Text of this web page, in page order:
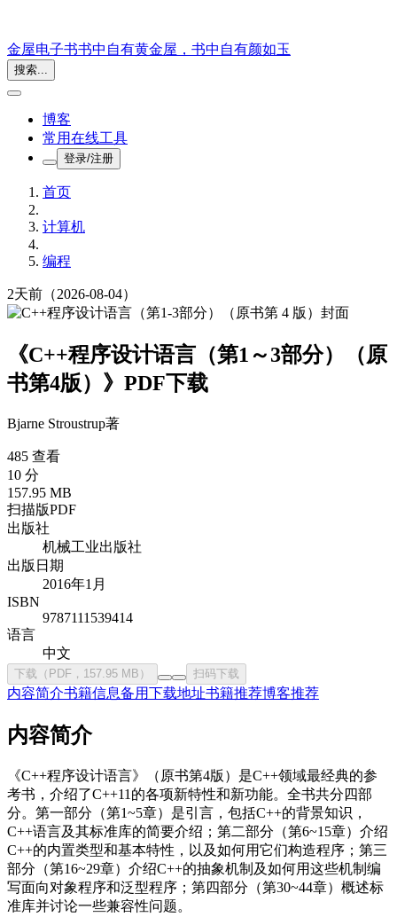
金屋电子书书中自有黄金屋，书中自有颜如玉
搜索...
博客
常用在线工具
登录/注册
首页
计算机
编程
2天前 （2026-08-04）
《C++程序设计语言（第1～3部分）（原
书第4版）》PDF下载
Bjarne Stroustrup著
485 查看
10 分
157.95 MB
扫描版PDF
出版社
机械工业出版社
出版日期
2016年1月
ISBN
9787111539414
语言
中文
下载（PDF，157.95 MB） 扫码下载
内容简介书籍信息备用下载地址书籍推荐博客推荐
内容简介
《C++程序设计语言》（原书第4版）是C++领域最经典的参
考书，介绍了C++11的各项新特性和新功能。全书共分四部
分。第一部分（第1~5章）是引言，包括C++的背景知识，
C++语言及其标准库的简要介绍；第二部分（第6~15章）介绍
C++的内置类型和基本特性，以及如何用它们构造程序；第三
部分（第16~29章）介绍C++的抽象机制及如何用这些机制编
写面向对象程序和泛型程序；第四部分（第30~44章）概述标
准库并讨论一些兼容性问题。